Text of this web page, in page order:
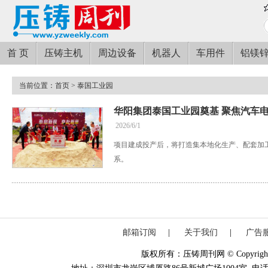
首 页 压铸主机 周边设备 机器人 车用件 铝镁
当前位置： 首页 > 泰国工业园
华阳集团泰国工业园奠基 聚焦汽车
2026/6/1
项目建成投产后，将打造集本地化生产、配套
系。
邮箱订阅 关于我们 广告
版权所有：压铸周刊网 ©